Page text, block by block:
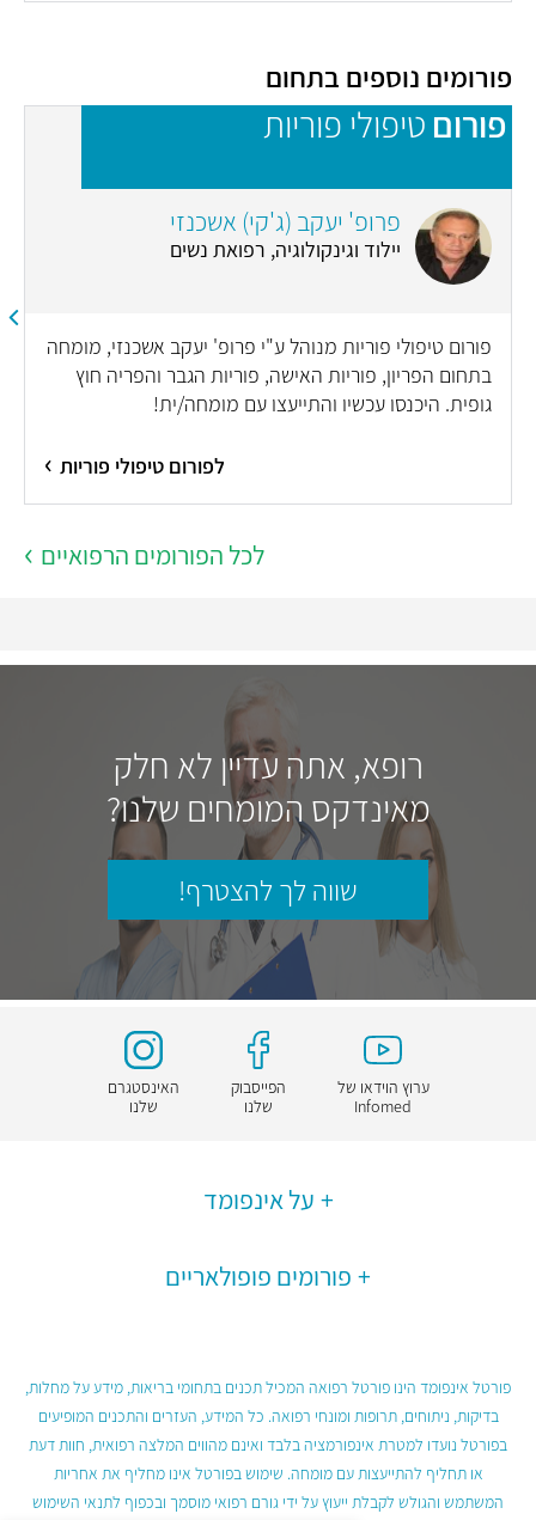
פורומים נוספים בתחום
פורום טיפולי פוריות
פרופ' יעקב (ג'קי) אשכנזי
יילוד וגינקולוגיה, רפואת נשים
פורום טיפולי פוריות מנוהל ע"י פרופ' יעקב אשכנזי, מומחה
בתחום הפריון, פוריות האישה, פוריות הגבר והפריה חוץ
גופית. היכנסו עכשיו והתייעצו עם מומחה/ית!
לפורום טיפולי פוריות
לכל הפורומים הרפואיים
רופא, אתה עדיין לא חלק
מאינדקס המומחים שלנו?
שווה לך להצטרף!
ערוץ הוידאו של
Infomed
הפייסבוק
שלנו
האינסטגרם
שלנו
על אינפומד
פורומים פופולאריים
פורטל אינפומד הינו פורטל רפואה המכיל תכנים בתחומי בריאות, מידע על מחלות,
בדיקות, ניתוחים, תרופות ומונחי רפואה. כל המידע, העזרים והתכנים המופיעים
בפורטל נועדו למטרת אינפורמציה בלבד ואינם מהווים המלצה רפואית, חוות דעת
או תחליף להתייעצות עם מומחה. שימוש בפורטל אינו מחליף את אחריות
המשתמש והגולש לקבלת ייעוץ על ידי גורם רפואי מוסמך ובכפוף לתנאי השימוש